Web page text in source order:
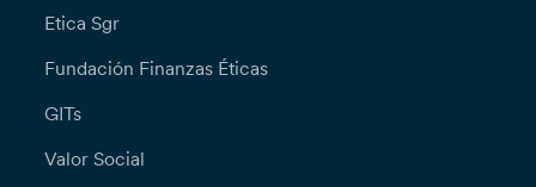
Etica Sgr
Fundación Finanzas Éticas
GITs
Valor Social